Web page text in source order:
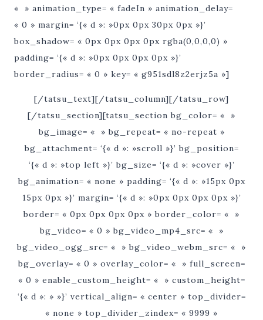
« » animation_type= « fadeIn » animation_delay=
« 0 » margin= ‘{« d »: »0px 0px 30px 0px »}’
box_shadow= « 0px 0px 0px 0px rgba(0,0,0,0) »
padding= ‘{« d »: »0px 0px 0px 0px »}’
border_radius= « 0 » key= « g951sdl8z2erjz5a »]
[/tatsu_text][/tatsu_column][/tatsu_row]
[/tatsu_section][tatsu_section bg_color= « »
bg_image= « » bg_repeat= « no-repeat »
bg_attachment= ‘{« d »: »scroll »}’ bg_position=
‘{« d »: »top left »}’ bg_size= ‘{« d »: »cover »}’
bg_animation= « none » padding= ‘{« d »: »15px 0px
15px 0px »}’ margin= ‘{« d »: »0px 0px 0px 0px »}’
border= « 0px 0px 0px 0px » border_color= « »
bg_video= « 0 » bg_video_mp4_src= « »
bg_video_ogg_src= « » bg_video_webm_src= « »
bg_overlay= « 0 » overlay_color= « » full_screen=
« 0 » enable_custom_height= « » custom_height=
‘{« d »: » »}’ vertical_align= « center » top_divider=
« none » top_divider_zindex= « 9999 »